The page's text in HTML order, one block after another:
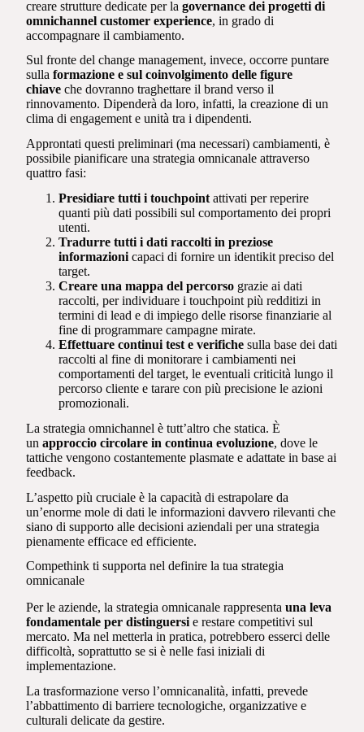
creare strutture dedicate per lagovernance dei progetti di
omnichannel customer experience, in grado di
accompagnare il cambiamento.
Sul fronte del change management, invece, occorre puntare
sulla formazione e sul coinvolgimento delle figure
chiave che dovranno traghettare il brand verso il
rinnovamento. Dipenderà da loro, infatti, la creazione di un
clima di engagement e unità tra i dipendenti.
Approntati questi preliminari (ma necessari) cambiamenti, è
possibile pianificare una strategia omnicanale attraverso
quattro fasi:
Presidiare tutti i touchpoint attivati per reperire
quanti più dati possibili sul comportamento dei propri
utenti.
Tradurre tutti i dati raccolti in preziose
informazioni capaci di fornire un identikit preciso del
target.
Creare una mappa del percorso grazie ai dati
raccolti, per individuare i touchpoint più redditizi in
termini di lead e di impiego delle risorse finanziarie al
fine di programmare campagne mirate.
Effettuare continui test e verifiche sulla base dei dati
raccolti al fine di monitorare i cambiamenti nei
comportamenti del target, le eventuali criticità lungo il
percorso cliente e tarare con più precisione le azioni
promozionali.
La strategia omnichannel è tutt’altro che statica. È
unapproccio circolare in continua evoluzione, dove le
tattiche vengono costantemente plasmate e adattate in base ai
feedback.
L’aspetto più cruciale è la capacità di estrapolare da
un’enorme mole di dati le informazioni davvero rilevanti che
siano di supporto alle decisioni aziendali per una strategia
pienamente efficace ed efficiente.
Compethink ti supporta nel definire la tua strategia
omnicanale
Per le aziende, la strategia omnicanale rappresentauna leva
fondamentale per distinguersi e restare competitivi sul
mercato. Ma nel metterla in pratica, potrebbero esserci delle
difficoltà, soprattutto se si è nelle fasi iniziali di
implementazione.
La trasformazione verso l’omnicanalità, infatti, prevede
l’abbattimento di barriere tecnologiche, organizzative e
culturali delicate da gestire.